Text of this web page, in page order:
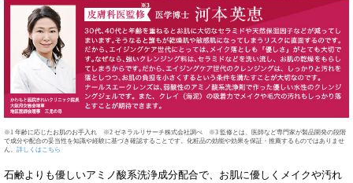
※1 年齢に応じたお肌のお手入れ ※2 ゼネラルリサーチ株式会社調べ ※3 監修とは、医師など専門家が製品開発の段階
で成分や配合の妥当性を知識や経験に基づき確認することです。化粧品の効能や効果を保証・推薦するものではありませ
ん。 詳しくはこちら
石鹸よりも優しいアミノ酸系洗浄成分配合で、お肌に優しくメイクや汚れ